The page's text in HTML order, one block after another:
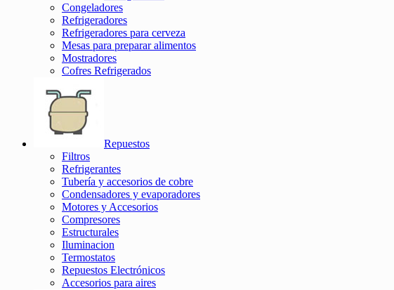
Congeladores
Refrigeradores
Refrigeradores para cerveza
Mesas para preparar alimentos
Mostradores
Cofres Refrigerados
Repuestos
Filtros
Refrigerantes
Tubería y accesorios de cobre
Condensadores y evaporadores
Motores y Accesorios
Compresores
Estructurales
Iluminacion
Termostatos
Repuestos Electrónicos
Accesorios para aires